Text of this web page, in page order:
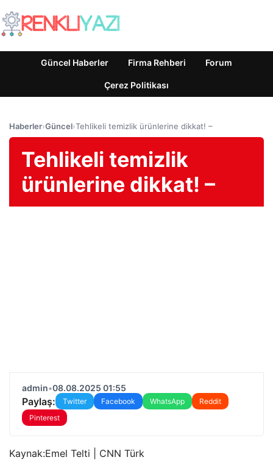
Güncel Haberler Firma Rehberi Forum
Çerez Politikası
Haberler›Güncel›Tehlikeli temizlik ürünlerine dikkat! –
Tehlikeli temizlik
ürünlerine dikkat! –
admin•08.08.2025 01:55
Paylaş: Twitter Facebook WhatsApp
Reddit
Pinterest
Kaynak:Emel Telti | CNN Türk